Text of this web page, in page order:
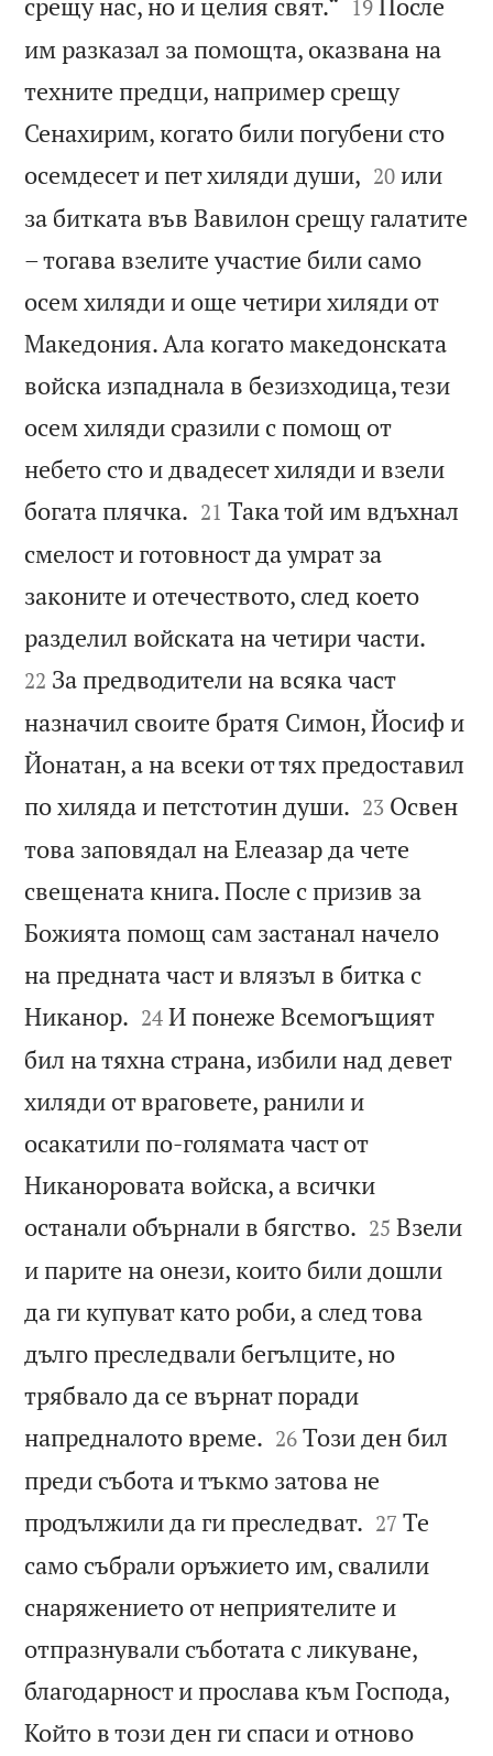
19
им разказал за помощта, оказвана на
техните предци, например срещу
Сенахирим, когато били погубени сто
осемдесет и пет хиляди души, 

20 или
за битката във Вавилон срещу галатите
– тогава взелите участие били само
осем хиляди и още четири хиляди от
Македония. Ала когато македонската
войска изпаднала в безизходица, тези
осем хиляди сразили с помощ от
небето сто и двадесет хиляди и взели
богата плячка. 

21 Така той им вдъхнал
смелост и готовност да умрат за
законите и отечеството, след което
разделил войската на четири части.
22 За предводители на всяка част
назначил своите братя Симон, Йосиф и
Йонатан, а на всеки от тях предоставил
по хиляда и петстотин души. 

23 Освен
това заповядал на Елеазар да чете
свещената книга. После с призив за
Божията помощ сам застанал начело
на предната част и влязъл в битка с
Никанор. 

24 И понеже Всемогъщият
бил на тяхна страна, избили над девет
хиляди от враговете, ранили и
осакатили по-голямата част от
Никаноровата войска, а всички
останали обърнали в бягство. 

25 Взели
и парите на онези, които били дошли
да ги купуват като роби, а след това
дълго преследвали бегълците, но
трябвало да се върнат поради
напредналото време. 

26 Този ден бил
преди събота и тъкмо затова не
продължили да ги преследват. 

27 Те
само събрали оръжието им, свалили
снаряжението от неприятелите и
отпразнували съботата с ликуване,
благодарност и прослава към Господа,
Който в този ден ги спаси и отново